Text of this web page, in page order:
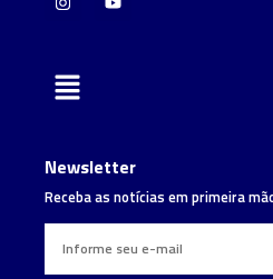
Newsletter
Receba as notícias em primeira